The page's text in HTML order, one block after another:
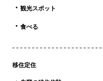
観光スポット
食べる
移住定住